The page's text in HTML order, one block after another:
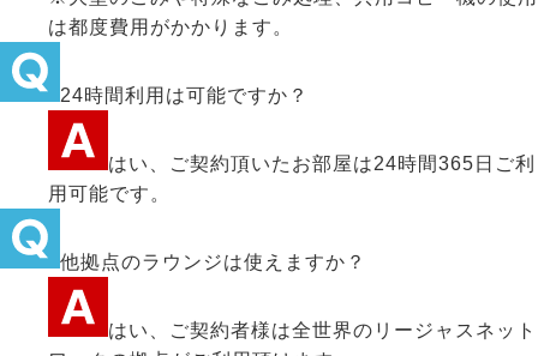
は都度費用がかかります。
24時間利用は可能ですか？
はい、ご契約頂いたお部屋は24時間365日ご利
用可能です。
他拠点のラウンジは使えますか？
はい、ご契約者様は全世界のリージャスネット